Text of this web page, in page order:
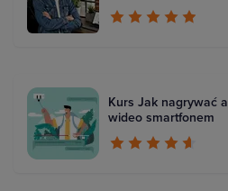
Kurs Jak nagrywać
wideo smartfonem